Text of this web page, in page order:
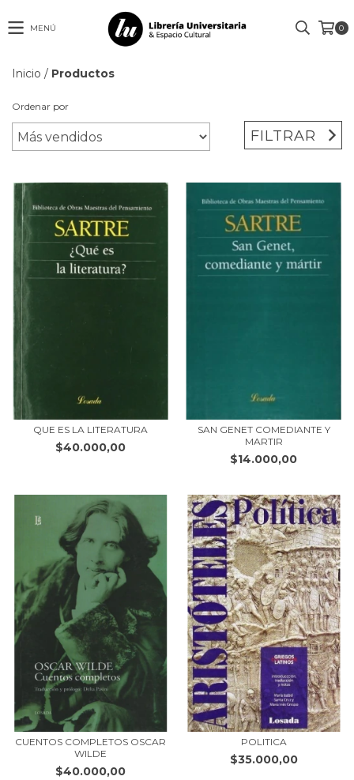
MENÚ 0
Inicio / Productos
Ordenar por
FILTRAR
QUE ES LA LITERATURA
$40.000,00
SAN GENET COMEDIANTE Y
MARTIR
$14.000,00
CUENTOS COMPLETOS OSCAR
WILDE
$40.000,00
POLITICA
$35.000,00